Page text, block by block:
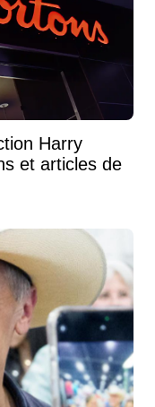
Harry
et articles de